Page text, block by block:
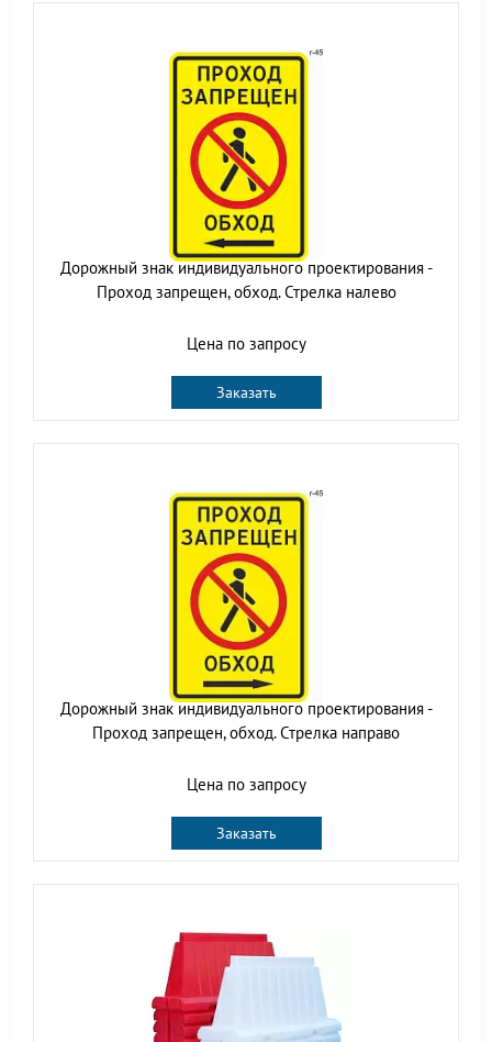
Дорожный знак индивидуального проектирования -
Проход запрещен, обход. Стрелка налево
Цена по запросу
Заказать
Дорожный знак индивидуального проектирования -
Проход запрещен, обход. Стрелка направо
Цена по запросу
Заказать